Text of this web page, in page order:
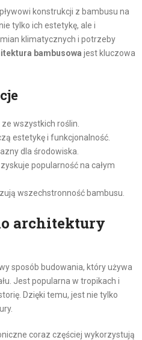
konstrukcji z bambusu na
tylko ich estetykę, ale i
klimatycznych i potrzeby
bambusowa jest kluczowa
wszystkich roślin.
estetykę i funkcjonalność.
dla środowiska.
zyskuje popularność na całym
wszechstronność bambusu.
architektury
sposób budowania, który używa
Jest popularna w tropikach i
Dzięki temu, jest nie tylko
coraz częściej wykorzystują